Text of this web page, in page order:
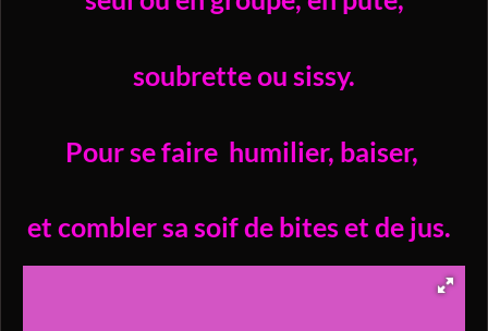
soubrette ou sissy.
Pour se faire humilier, baiser,
et combler sa soif de bites et de jus.